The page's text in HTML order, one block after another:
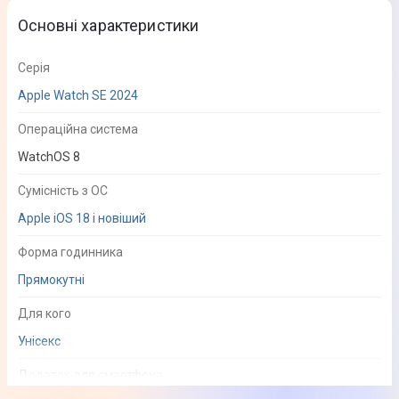
Основні характеристики
Серія
Apple Watch SE 2024
Операційна система
WatchOS 8
Сумісність з ОС
Apple iOS 18 і новіший
Форма годинника
Прямокутні
Для кого
Унісекс